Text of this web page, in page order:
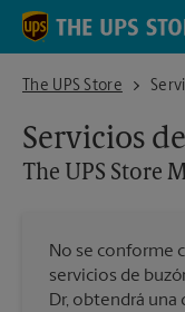
Skip to content
Return to Nav
The UPS Store
The UPS Store Mesa Dr
Servicios
The UPS Store
No se conforme
servicios de
Dr, obtendrá una